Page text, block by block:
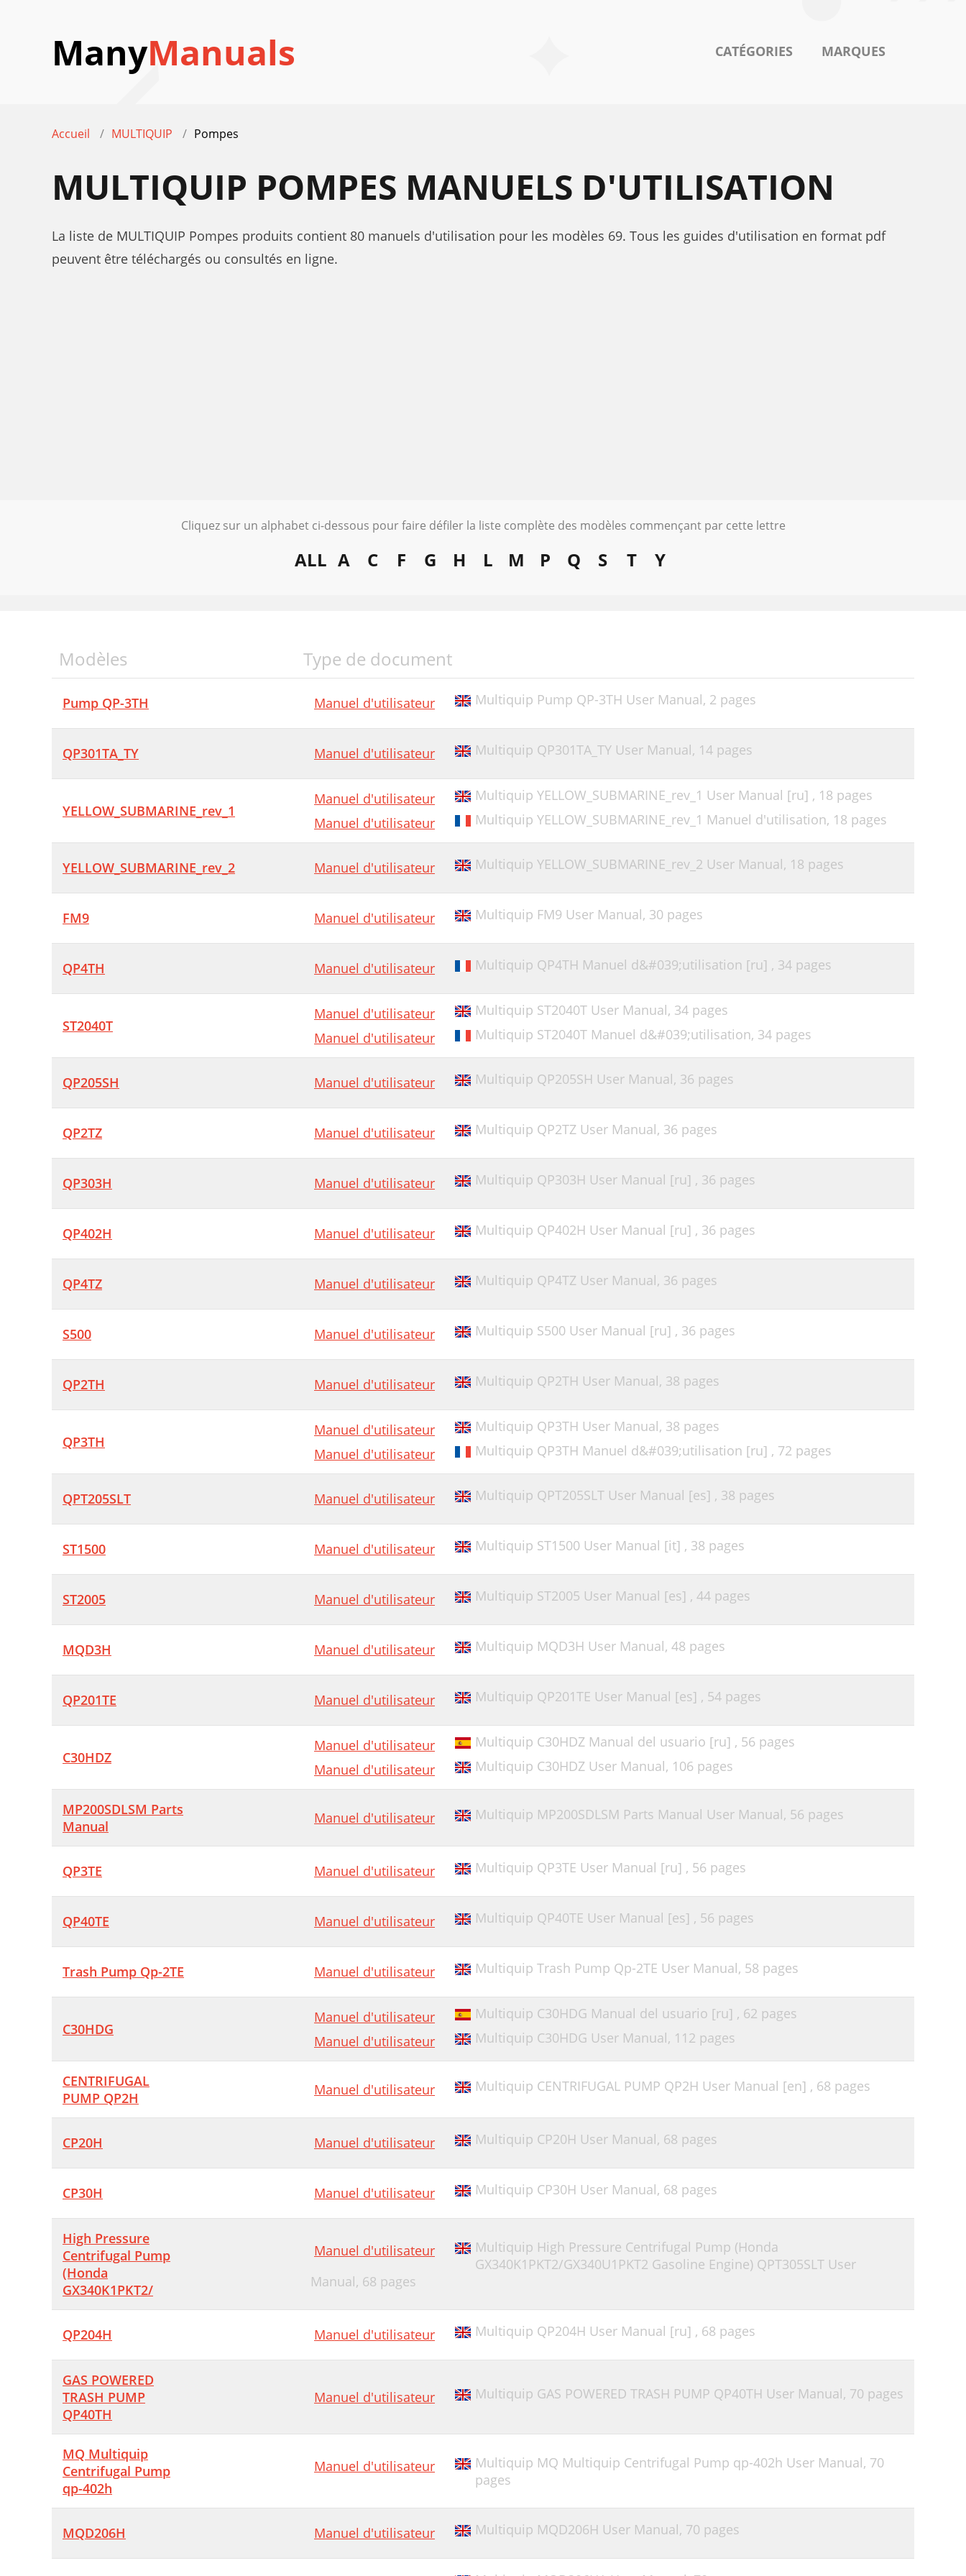
ManyManuals CATÉGORIES MARQUES
Accueil MULTIQUIP Pompes
MULTIQUIP POMPES MANUELS D'UTILISATION
La liste de MULTIQUIP Pompes produits contient 80 manuels d'utilisation pour les modèles 69. Tous les guides d'utilisation en format pdf
peuvent être téléchargés ou consultés en ligne.
Cliquez sur un alphabet ci-dessous pour faire défiler la liste complète des modèles commençant par cette lettre
ALL A C F G H L M P Q S T Y
Modèles Type de document
Pump QP-3TH Manuel d'utilisateur Multiquip Pump QP-3TH User Manual, 2 pages
QP301TA_TY Manuel d'utilisateur Multiquip QP301TA_TY User Manual, 14 pages
YELLOW_SUBMARINE_rev_1
Manuel d'utilisateur Multiquip YELLOW_SUBMARINE_rev_1 User Manual [ru] , 18 pages
Manuel d'utilisateur
Multiquip YELLOW_SUBMARINE_rev_1 Manuel d'utilisation, 18 pages
YELLOW_SUBMARINE_rev_2 Manuel d'utilisateur Multiquip YELLOW_SUBMARINE_rev_2 User Manual, 18 pages
FM9 Manuel d'utilisateur Multiquip FM9 User Manual, 30 pages
QP4TH Manuel d'utilisateur Multiquip QP4TH Manuel d&#039;utilisation [ru] , 34 pages
ST2040T
Manuel d'utilisateur Multiquip ST2040T User Manual, 34 pages
Manuel d'utilisateur
Multiquip ST2040T Manuel d&#039;utilisation, 34 pages
QP205SH Manuel d'utilisateur Multiquip QP205SH User Manual, 36 pages
QP2TZ Manuel d'utilisateur Multiquip QP2TZ User Manual, 36 pages
QP303H Manuel d'utilisateur Multiquip QP303H User Manual [ru] , 36 pages
QP402H Manuel d'utilisateur Multiquip QP402H User Manual [ru] , 36 pages
QP4TZ Manuel d'utilisateur Multiquip QP4TZ User Manual, 36 pages
S500 Manuel d'utilisateur Multiquip S500 User Manual [ru] , 36 pages
QP2TH Manuel d'utilisateur Multiquip QP2TH User Manual, 38 pages
QP3TH
Manuel d'utilisateur Multiquip QP3TH User Manual, 38 pages
Manuel d'utilisateur
Multiquip QP3TH Manuel d&#039;utilisation [ru] , 72 pages
QPT205SLT Manuel d'utilisateur Multiquip QPT205SLT User Manual [es] , 38 pages
ST1500 Manuel d'utilisateur Multiquip ST1500 User Manual [it] , 38 pages
ST2005 Manuel d'utilisateur Multiquip ST2005 User Manual [es] , 44 pages
MQD3H Manuel d'utilisateur Multiquip MQD3H User Manual, 48 pages
QP201TE Manuel d'utilisateur Multiquip QP201TE User Manual [es] , 54 pages
C30HDZ
Manuel d'utilisateur Multiquip C30HDZ Manual del usuario [ru] , 56 pages
Manuel d'utilisateur
Multiquip C30HDZ User Manual, 106 pages
MP200SDLSM Parts
Manual
Manuel d'utilisateur Multiquip MP200SDLSM Parts Manual User Manual, 56 pages
QP3TE Manuel d'utilisateur Multiquip QP3TE User Manual [ru] , 56 pages
QP40TE Manuel d'utilisateur Multiquip QP40TE User Manual [es] , 56 pages
Trash Pump Qp-2TE Manuel d'utilisateur Multiquip Trash Pump Qp-2TE User Manual, 58 pages
C30HDG
Manuel d'utilisateur Multiquip C30HDG Manual del usuario [ru] , 62 pages
Manuel d'utilisateur
Multiquip C30HDG User Manual, 112 pages
CENTRIFUGAL
PUMP QP2H
Manuel d'utilisateur Multiquip CENTRIFUGAL PUMP QP2H User Manual [en] , 68 pages
CP20H Manuel d'utilisateur Multiquip CP20H User Manual, 68 pages
CP30H Manuel d'utilisateur Multiquip CP30H User Manual, 68 pages
High Pressure
Centrifugal Pump
(Honda
GX340K1PKT2/
Manuel d'utilisateur
Multiquip High Pressure Centrifugal Pump (Honda
GX340K1PKT2/GX340U1PKT2 Gasoline Engine) QPT305SLT User
Manual, 68 pages
QP204H Manuel d'utilisateur Multiquip QP204H User Manual [ru] , 68 pages
GAS POWERED
TRASH PUMP
QP40TH
Manuel d'utilisateur Multiquip GAS POWERED TRASH PUMP QP40TH User Manual, 70 pages
MQ Multiquip
Centrifugal Pump
qp-402h
Manuel d'utilisateur Multiquip MQ Multiquip Centrifugal Pump qp-402h User Manual, 70
pages
MQD206H Manuel d'utilisateur Multiquip MQD206H User Manual, 70 pages